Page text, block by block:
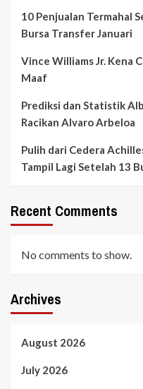
10 Penjualan Termahal
Bursa Transfer Januari
Vince Williams Jr. Kena
Maaf
Prediksi dan Statistik
Racikan Alvaro Arbeloa
Pulih dari Cedera
Tampil Lagi Setelah 13
Recent Comments
No comments to show.
Archives
August 2026
July 2026